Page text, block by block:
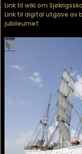
Link til wiki om
Link til digital utgave av
jubileumet